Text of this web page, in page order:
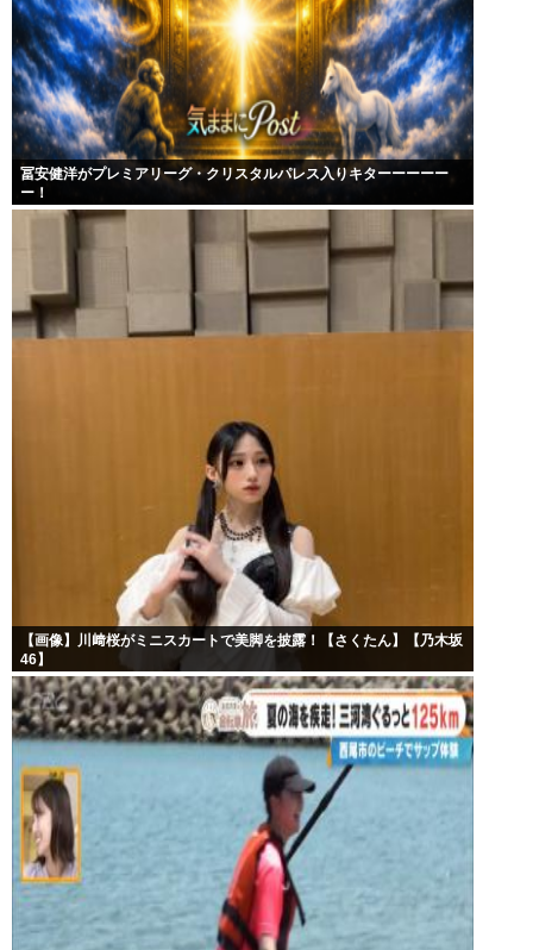
冨安健洋がプレミアリーグ・クリスタルパレス入りキターーーーー
ー！
【画像】川﨑桜がミニスカートで美脚を披露！【さくたん】【乃木坂
46】